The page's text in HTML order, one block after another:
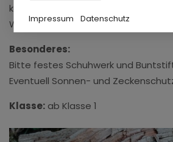
Impressum Datenschutz
kennen, in dem es jede Menge
Wiesenbewohner zu entdecken gibt.
Besonderes:
Bitte festes Schuhwerk und
Eventuell Sonnen- und
Klasse: ab Klasse 1